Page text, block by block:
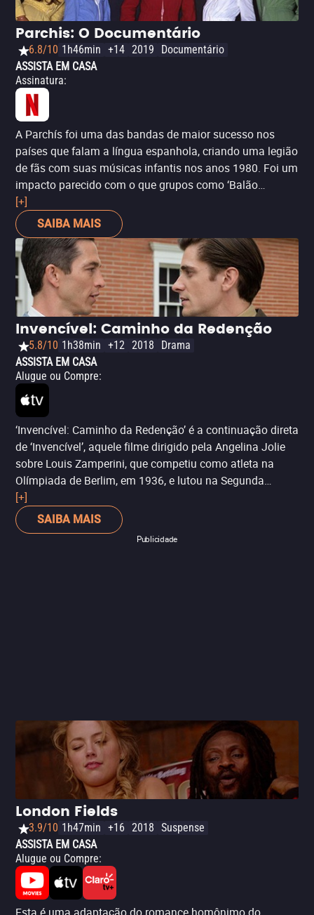
Parchis: O Documentário
6.8/10 1h46min +14 2019
Documentário
ASSISTA EM CASA
Assinatura:
A Parchís foi uma das bandas de maior sucesso nos
países que falam a língua espanhola, criando uma legião
de fãs com suas músicas infantis nos anos 1980. Foi um
impacto parecido com o que grupos como ‘Balão
Mágico’ e ‘Trem da Alegria’ tiveram no Brasil. Este
documentário conta toda essa história, incluindo a
maratona de gravações e shows. O filme, no entanto, traz
um enredo complexo, abordando temas como a
exploração infantil em casos como esse. Infelizmente, o
filme é superficial e apenas arranha as questões que
tenta debater. Estreia exclusiva da Netflix.
[+]
SAIBA MAIS
Invencível: Caminho da Redenção
5.8/10 1h38min +12 2018
Drama
ASSISTA EM CASA
Alugue ou Compre:
‘Invencível: Caminho da Redenção’ é a continuação direta
de ‘Invencível’, aquele filme dirigido pela Angelina Jolie
sobre Louis Zamperini, que competiu como atleta na
Olímpiada de Berlim, em 1936, e lutou na Segunda
Guerra Mundial como soldado – sobrevivendo após seu
avião cair e ficar por 47 dias no mar. Esta segunda parte
se passa após Zamperini retornar aos EUA, em uma
[+]
SAIBA MAIS
Publicidade
London Fields
3.9/10 1h47min +16 2018 Suspense
ASSISTA EM CASA
Alugue ou Compre: